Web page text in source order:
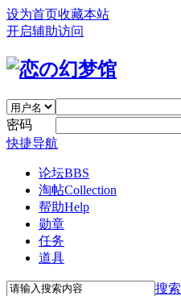
设为首页收藏本站
开启辅助访问
密码
快捷导航
论坛BBS
淘帖Collection
帮助Help
勋章
任务
道具
搜索